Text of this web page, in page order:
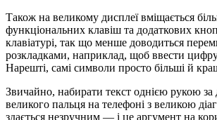
Також на великому дисплеї вміщається
функціональних клавіш та додаткових
клавіатурі, так що менше доводиться
розкладками, наприклад, щоб ввести
Нарешті, самі символи просто більші й
Звичайно, набирати текст однією рукою
великого пальця на телефоні з великою
здається незручним — і це аргумент на